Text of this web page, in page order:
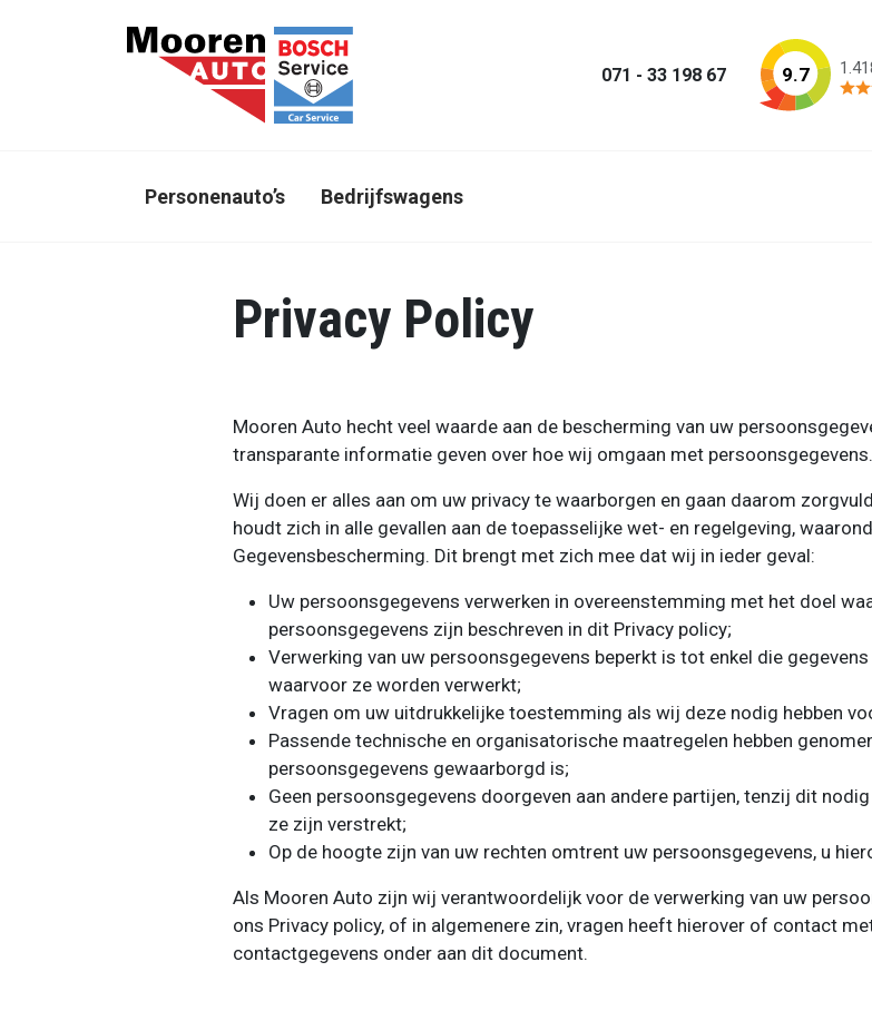
071 - 33 198 67 9.7
Personenauto’s Bedrijfswagens
Privacy Policy
Mooren Auto hecht veel waarde aan de bescherming van uw
transparante informatie geven over hoe wij omgaan met persoonsgegevens.
Wij doen er alles aan om uw privacy te waarborgen en gaan daarom
houdt zich in alle gevallen aan de toepasselijke wet- en regelgeving,
Gegevensbescherming. Dit brengt met zich mee dat wij in ieder geval:
Uw persoonsgegevens verwerken in overeenstemming met het doel
persoonsgegevens zijn beschreven in dit Privacy policy;
Verwerking van uw persoonsgegevens beperkt is tot enkel die
waarvoor ze worden verwerkt;
Vragen om uw uitdrukkelijke toestemming als wij deze nodig hebben
Passende technische en organisatorische maatregelen hebben
persoonsgegevens gewaarborgd is;
Geen persoonsgegevens doorgeven aan andere partijen, tenzij dit
ze zijn verstrekt;
Op de hoogte zijn van uw rechten omtrent uw persoonsgegevens, u
Als Mooren Auto zijn wij verantwoordelijk voor de verwerking van uw
ons Privacy policy, of in algemenere zin, vragen heeft hierover of contact
contactgegevens onder aan dit document.